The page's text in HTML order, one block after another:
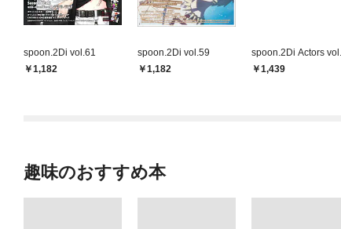
spoon.2Di vol.61
1,182
spoon.2Di vol.59
1,182
spoon.2Di Actors
1,439
趣味のおすすめ本